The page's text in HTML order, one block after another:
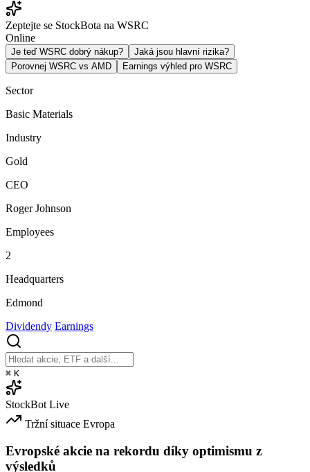
Zeptejte se StockBota na WSRC
Online
Je teď WSRC dobrý nákup?
Jaká jsou hlavní rizika?
Porovnej WSRC vs AMD
Earnings výhled pro WSRC
Sector
Basic Materials
Industry
Gold
CEO
Roger Johnson
Employees
2
Headquarters
Edmond
Dividendy Earnings
⌘ K
StockBot Live
Tržní situace Evropa
Evropské akcie na rekordu díky optimismu z
výsledků